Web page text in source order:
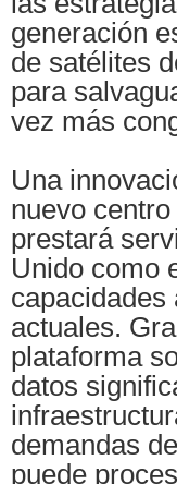
generación
de satélites
para
vez más
Una
nuevo
prestará
Unido como
capacidades
actuales.
plataforma
datos
demandas
puede